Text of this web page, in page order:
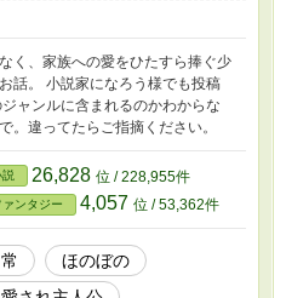
く、家族への愛をひたすら捧ぐ少
話。 小説家になろう様でも投稿
ャンルに含まれるのかわからな
。違ってたらご指摘ください。
説 26,828 位 / 228,955件
ァンタジー 4,057 位 / 53,362件
ほのぼの